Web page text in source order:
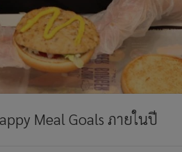
Meal Goals ภายในปี